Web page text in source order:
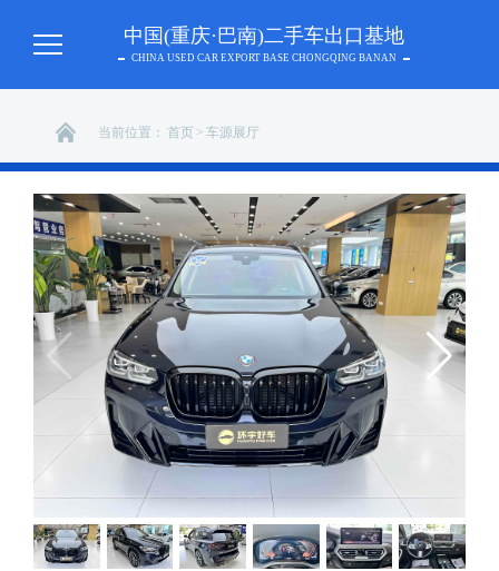
中国(重庆·巴南)二手车出口基地
CHINA USED CAR EXPORT BASE CHONGQING BANAN
当前位置： 首页 > 车源展厅